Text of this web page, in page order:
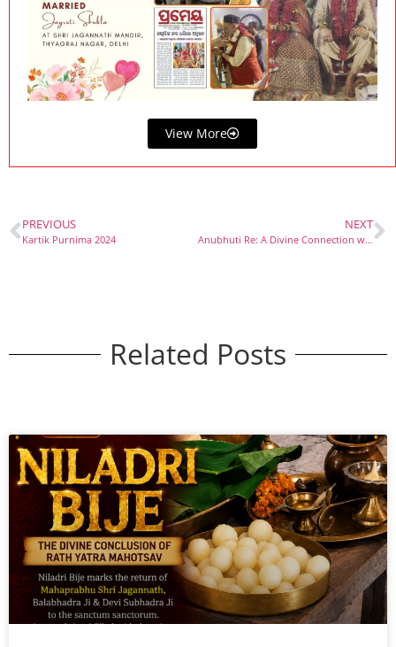
View More
PREVIOUS
Kartik Purnima 2024
NEXT
Anubhuti Re: A Divine Connection with Shri Jagannath Ji
Related Posts